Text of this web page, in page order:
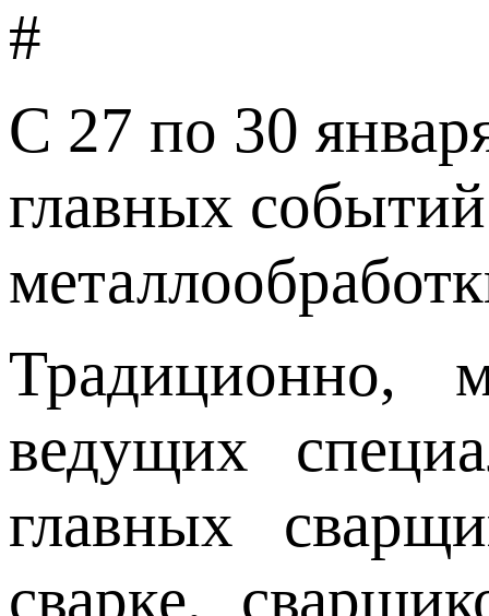
#
С 27 по 30
главных
Традиционно,
ведущих
главных
сварке,